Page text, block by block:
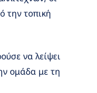
την τοπική
να λείψει
ομάδα με τη